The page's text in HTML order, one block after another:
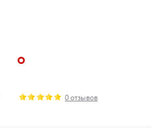
0 отзывов